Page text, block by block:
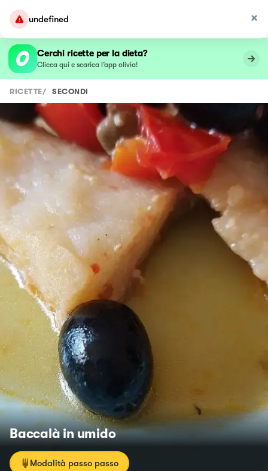
undefined
Cerchi ricette per la dieta?
Clicca qui e scarica l’app olivia!
RICETTE/ SECONDI
Baccalà in umido
Modalità passo passo